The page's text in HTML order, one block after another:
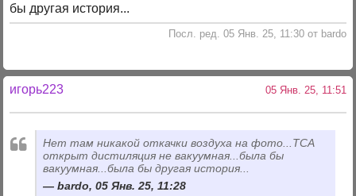
бы другая история...
Посл. ред. 05 Янв. 25, 11:30 от bardo
игорь223 05 Янв. 25, 11:51
Нет там никакой откачки воздуха на фото...ТСА
открыт дистиляция не вакуумная...была бы
вакуумная...была бы другая история...
bardo, 05 Янв. 25, 11:28